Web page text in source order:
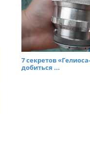
7 секретов
добиться ...